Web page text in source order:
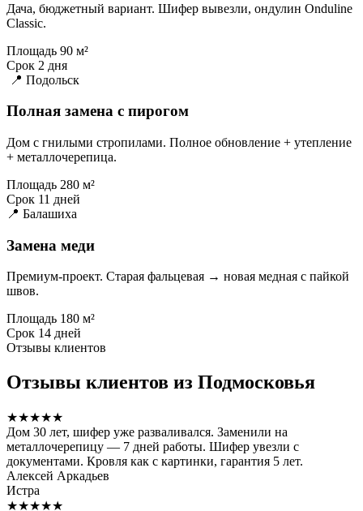
Дача, бюджетный вариант. Шифер вывезли, ондулин Onduline
Classic.
Площадь 90 м²
Срок 2 дня
📍 Подольск
Полная замена с пирогом
Дом с гнилыми стропилами. Полное обновление + утепление
+ металлочерепица.
Площадь 280 м²
Срок 11 дней
📍 Балашиха
Замена меди
Премиум-проект. Старая фальцевая → новая медная с пайкой
швов.
Площадь 180 м²
Срок 14 дней
Отзывы клиентов
Отзывы клиентов из Подмосковья
★★★★★
Дом 30 лет, шифер уже разваливался. Заменили на
металлочерепицу — 7 дней работы. Шифер увезли с
документами. Кровля как с картинки, гарантия 5 лет.
Алексей Аркадьев
Истра
★★★★★